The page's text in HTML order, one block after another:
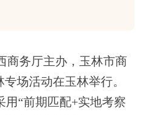
商务厅主办，玉林市商
场活动在玉林举行。
“前期匹配+实地考察